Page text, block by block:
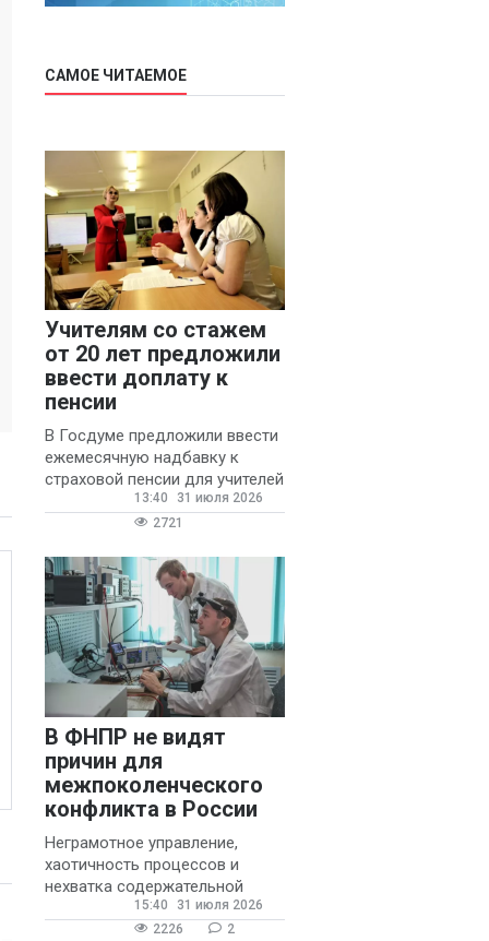
САМОЕ ЧИТАЕМОЕ
Учителям со стажем
от 20 лет предложили
ввести доплату к
пенсии
В Госдуме предложили ввести
ежемесячную надбавку к
страховой пенсии для учителей
государственных и
муниципальных школ со
13:40
31 июля 2026
2721
В ФНПР не видят
причин для
межпоколенческого
конфликта в России
Неграмотное управление,
хаотичность процессов и
нехватка содержательной
обратной связи от
руководителя являются
15:40
31 июля 2026
2226
2